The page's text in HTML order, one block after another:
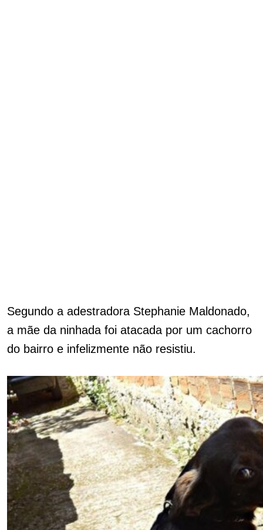
Segundo a adestradora Stephanie Maldonado,
a mãe da ninhada foi atacada por um cachorro
do bairro e infelizmente não resistiu.